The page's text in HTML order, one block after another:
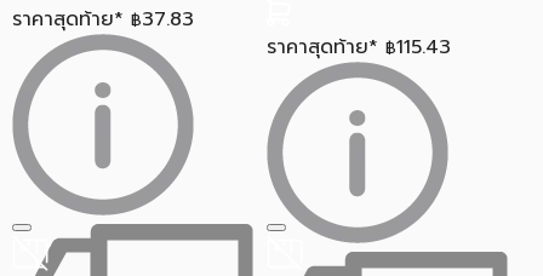
ราคาสุดท้าย* ฿37.83
ราคาสุดท้าย* ฿115.43